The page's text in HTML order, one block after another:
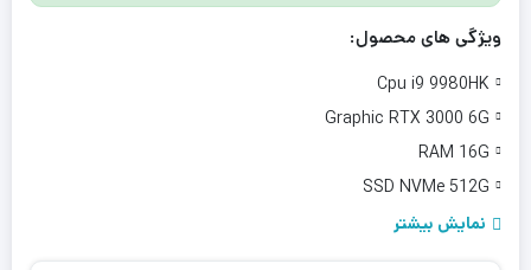
ویژگی های محصول:
Cpu i9 9980HK
Graphic RTX 3000 6G
RAM 16G
SSD NVMe 512G
LCD 15.6" Full HD
نمایش بیشتر